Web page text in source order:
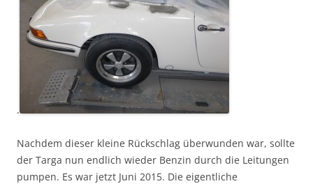
.
Nachdem dieser kleine Rückschlag überwunden war, sollte
der Targa nun endlich wieder Benzin durch die Leitungen
pumpen. Es war jetzt Juni 2015. Die eigentliche